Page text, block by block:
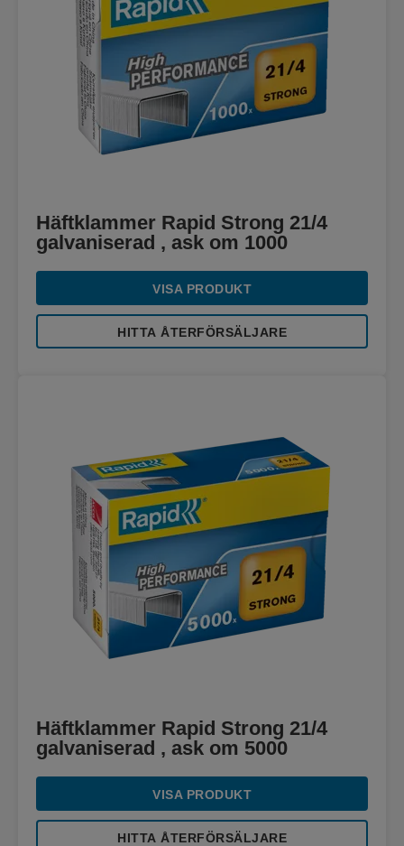
Häftklammer Rapid Strong 21/4
galvaniserad , ask om 1000
VISA PRODUKT
HITTA ÅTERFÖRSÄLJARE
Häftklammer Rapid Strong 21/4
galvaniserad , ask om 5000
VISA PRODUKT
HITTA ÅTERFÖRSÄLJARE